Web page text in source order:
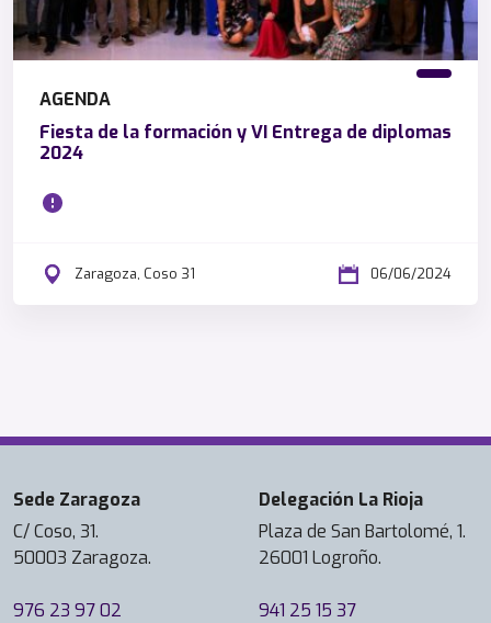
AGENDA
Fiesta de la formación y VI Entrega de diplomas
2024
Zaragoza, Coso 31 06/06/2024
Sede Zaragoza
C/ Coso, 31.
50003 Zaragoza.
976 23 97 02
Delegación La Rioja
Plaza de San Bartolomé, 1.
26001 Logroño.
941 25 15 37